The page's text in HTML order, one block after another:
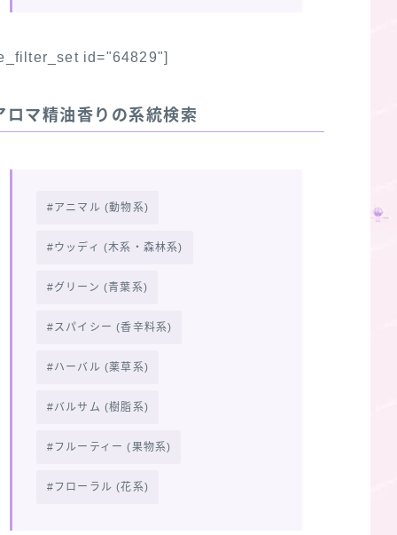
id="64829"]
ロマ精油香りの系統検索
アニマル (動物系)
ウッディ (木系・森林系)
グリーン (青葉系)
スパイシー (香辛料系)
ハーバル (薬草系)
バルサム (樹脂系)
フルーティー (果物系)
フローラル (花系)